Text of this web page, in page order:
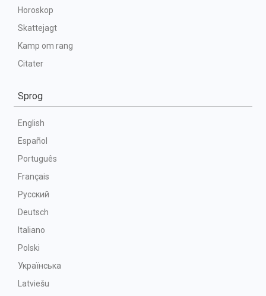
Horoskop
Skattejagt
Kamp om rang
Citater
Sprog
English
Español
Português
Français
Русский
Deutsch
Italiano
Polski
Українська
Latviešu